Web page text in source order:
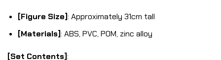
[Figure Size]: Approximately 31cm tall
[Materials]: ABS, PVC, POM, zinc alloy
[Set Contents]: